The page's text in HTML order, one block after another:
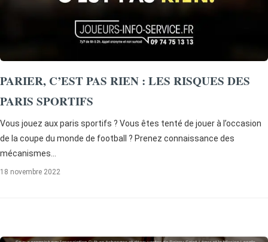
PARIER, C’EST PAS RIEN : LES RISQUES DES
PARIS SPORTIFS
Vous jouez aux paris sportifs ? Vous êtes tenté de jouer à l’occasion
de la coupe du monde de football ? Prenez connaissance des
mécanismes…
18 novembre 2022